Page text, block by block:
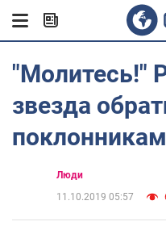
"Молитесь!"
звезда
Люди
11.10.2019 05:57